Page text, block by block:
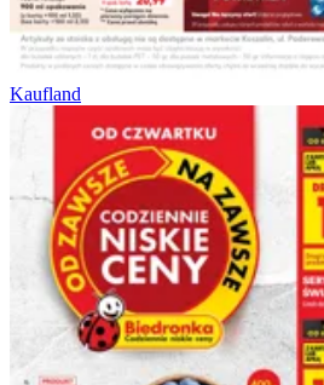
Kaufland